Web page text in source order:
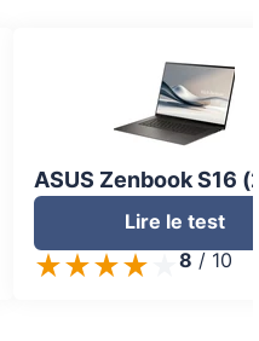
ASUS Zenbook S16
Lire le test
8 / 10